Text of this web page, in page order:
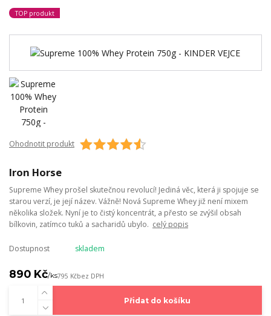
TOP produkt
Ohodnotit produkt
Iron Horse
Supreme Whey prošel skutečnou revolucí! Jediná věc, která ji spojuje se
starou verzí, je její název. Vážně! Nová Supreme Whey již není mixem
několika složek. Nyní je to čistý koncentrát, a přesto se zvýšil obsah
bílkovin, zatímco tuků a sacharidů ubylo. celý popis
Dostupnost skladem
890 Kč/ks795 Kčbez DPH
Přidat do košíku